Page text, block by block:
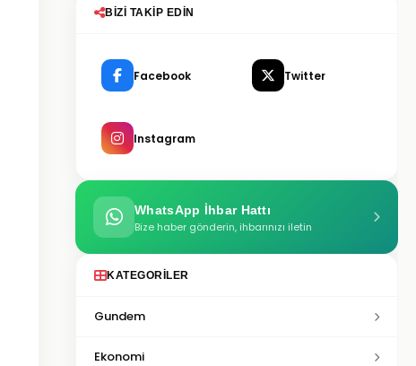
BIZI TAKIP EDIN
Facebook Twitter
Instagram
WhatsApp İhbar Hattı
Bize haber gönderin, ihbarınızı iletin
KATEGORILER
Gundem
Ekonomi